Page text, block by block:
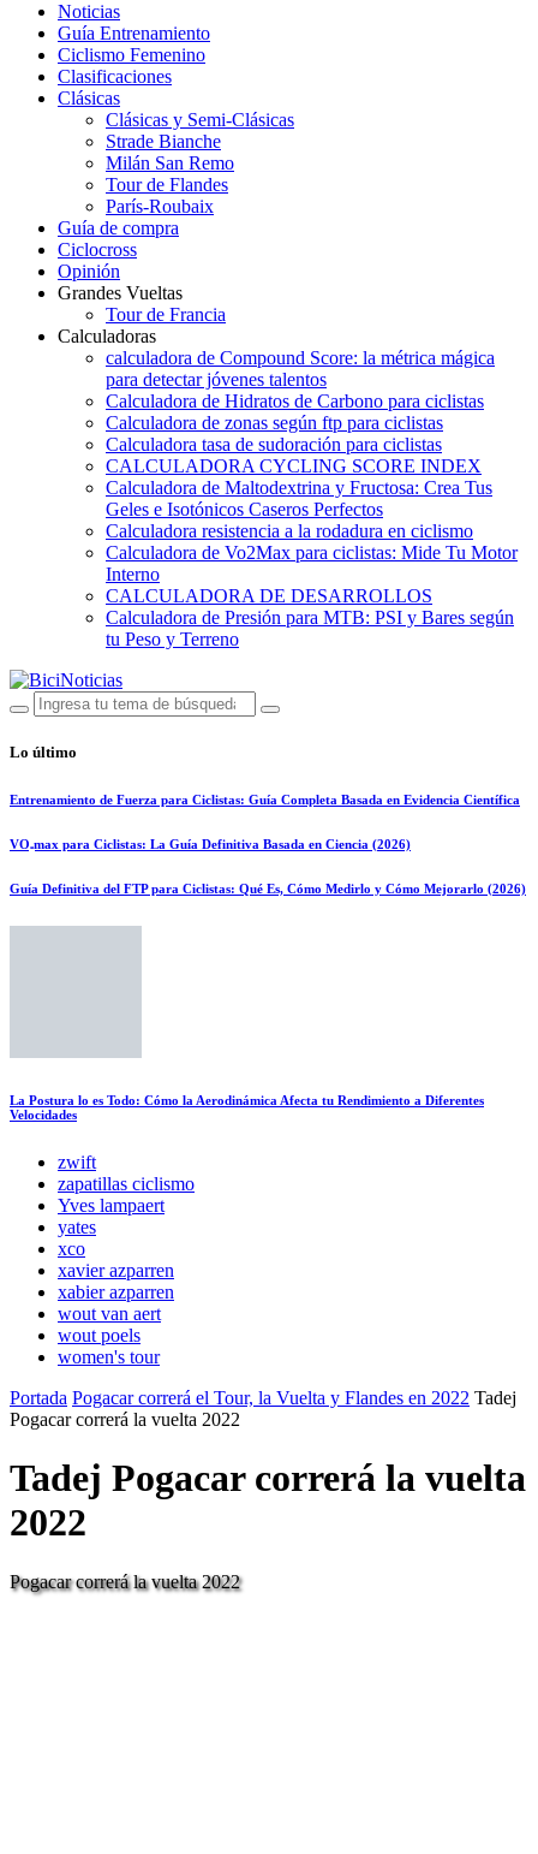
Noticias
Guía Entrenamiento
Ciclismo Femenino
Clasificaciones
Clásicas
Clásicas y Semi-Clásicas
Strade Bianche
Milán San Remo
Tour de Flandes
París-Roubaix
Guía de compra
Ciclocross
Opinión
Grandes Vueltas
Tour de Francia
Calculadoras
calculadora de Compound Score: la métrica mágica
para detectar jóvenes talentos
Calculadora de Hidratos de Carbono para ciclistas
Calculadora de zonas según ftp para ciclistas
Calculadora tasa de sudoración para ciclistas
CALCULADORA CYCLING SCORE INDEX
Calculadora de Maltodextrina y Fructosa: Crea Tus
Geles e Isotónicos Caseros Perfectos
Calculadora resistencia a la rodadura en ciclismo
Calculadora de Vo2Max para ciclistas: Mide Tu Motor
Interno
CALCULADORA DE DESARROLLOS
Calculadora de Presión para MTB: PSI y Bares según
tu Peso y Terreno
Lo último
Entrenamiento de Fuerza para Ciclistas: Guía Completa Basada en Evidencia Científica
VO₂max para Ciclistas: La Guía Definitiva Basada en Ciencia (2026)
Guía Definitiva del FTP para Ciclistas: Qué Es, Cómo Medirlo y Cómo Mejorarlo (2026)
La Postura lo es Todo: Cómo la Aerodinámica Afecta tu Rendimiento a Diferentes
Velocidades
zwift
zapatillas ciclismo
Yves lampaert
yates
xco
xavier azparren
xabier azparren
wout van aert
wout poels
women's tour
Portada Pogacar correrá el Tour, la Vuelta y Flandes en 2022 Tadej
Pogacar correrá la vuelta 2022
Tadej Pogacar correrá la vuelta
2022
Pogacar correrá la vuelta 2022